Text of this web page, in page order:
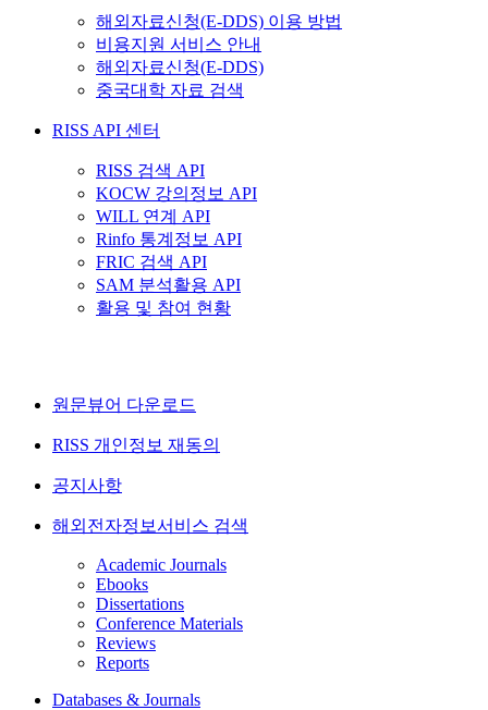
해외자료신청(E-DDS) 이용 방법
비용지원 서비스 안내
해외자료신청(E-DDS)
중국대학 자료 검색
RISS API 센터
RISS 검색 API
KOCW 강의정보 API
WILL 연계 API
Rinfo 통계정보 API
FRIC 검색 API
SAM 분석활용 API
활용 및 참여 현황
원문뷰어 다운로드
RISS 개인정보 재동의
공지사항
해외전자정보서비스 검색
Academic Journals
Ebooks
Dissertations
Conference Materials
Reviews
Reports
Databases & Journals